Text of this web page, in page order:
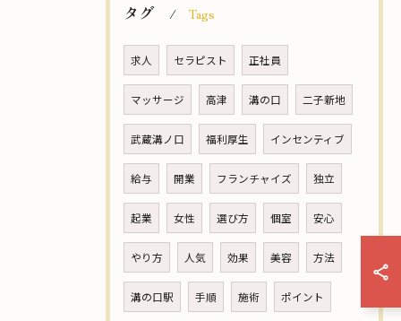
タグ Tags
求人 セラピスト 正社員
マッサージ 高津 溝の口 二子新地
武蔵溝ノ口 福利厚生 インセンティブ
給与 開業 フランチャイズ 独立
起業 女性 選び方 個室 安心
やり方 人気 効果 美容 方法
溝の口駅 手順 施術 ポイント